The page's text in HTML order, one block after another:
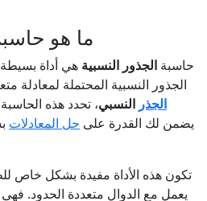
ما هو
حاسبة الجذور النسبية هي أداة
الجذور النسبية المحتملة لمعادلة
الجذر النسبي، تحدد هذه
يضمن لك القدرة على حل المعادلات
تكون هذه الأداة مفيدة بشكل خاص
يعمل مع الدوال متعددة الحدود.